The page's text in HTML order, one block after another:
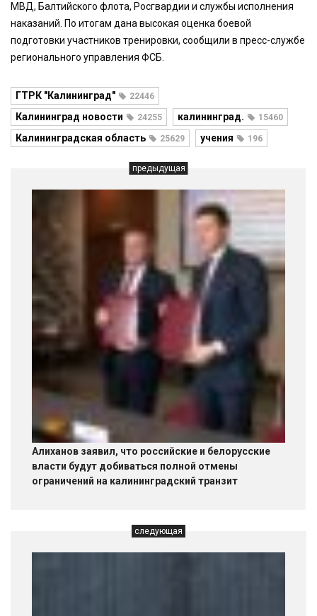
МВД, Балтийского флота, Росгвардии и службы исполнения
наказаний. По итогам дана высокая оценка боевой
подготовки участников тренировки, сообщили в пресс-службе
регионального управления ФСБ.
ГТРК "Калининград" 22446
Калининград новости 24255 калининград. 15460
Калининградская область 25629 учения 196
предыдущая
Алиханов заявил, что российские и белорусские
власти будут добиваться полной отмены
ограничений на калининградский транзит
следующая